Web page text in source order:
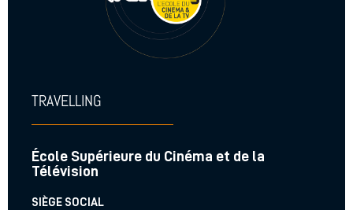
TRAVELLING
École Supérieure du Cinéma et de la
Télévision
SIÈGE SOCIAL